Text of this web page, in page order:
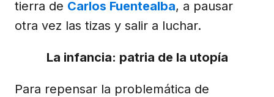
tierra de Carlos Fuentealba, a pausar
otra vez las tizas y salir a luchar.
La infancia: patria de la utopía
Para repensar la problemática de